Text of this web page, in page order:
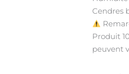
Cendres
Produit
peuvent